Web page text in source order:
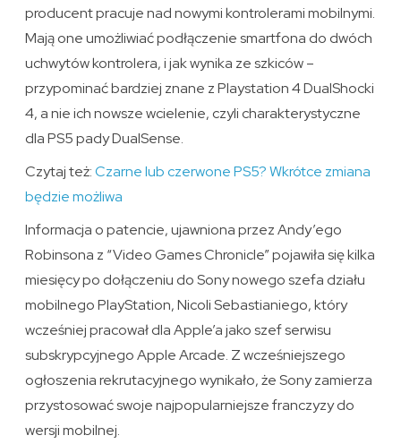
producent pracuje nad nowymi kontrolerami mobilnymi.
Mają one umożliwiać podłączenie smartfona do dwóch
uchwytów kontrolera, i jak wynika ze szkiców –
przypominać bardziej znane z Playstation 4 DualShocki
4, a nie ich nowsze wcielenie, czyli charakterystyczne
dla PS5 pady DualSense.
Czytaj też:Czarne lub czerwone PS5? Wkrótce zmiana
będzie możliwa
Informacja o patencie, ujawniona przez Andy’ego
Robinsona z “Video Games Chronicle” pojawiła się kilka
miesięcy po dołączeniu do Sony nowego szefa działu
mobilnego PlayStation, Nicoli Sebastianiego, który
wcześniej pracował dla Apple’a jako szef serwisu
subskrypcyjnego Apple Arcade. Z wcześniejszego
ogłoszenia rekrutacyjnego wynikało, że Sony zamierza
przystosować swoje najpopularniejsze franczyzy do
wersji mobilnej.